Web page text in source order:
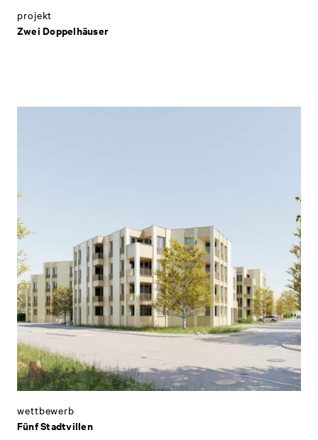
Zwei Doppelhäuser
projekt
Fünf Stadtvillen
wettbewerb